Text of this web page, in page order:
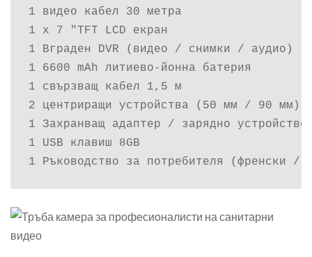
1 видео кабел 30 метра
1 х 7 "TFT LCD екран
1 Вграден DVR (видео / снимки / аудио)
1 6600 mAh литиево-йонна батерия
1 свързващ кабел 1,5 м
2 центриращи устройства (50 мм / 90 мм)
1 Захранващ адаптер / зарядно устройство
1 USB клавиш 8GB
1 Ръководство за потребителя (френски /